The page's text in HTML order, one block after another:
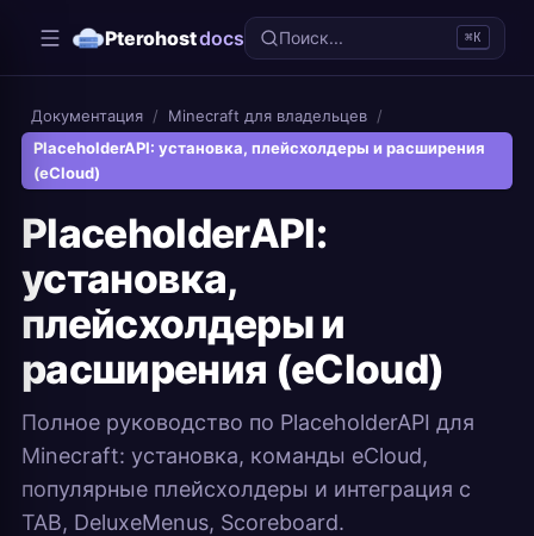
Pterohostdocs Поиск... ⌘K
Документация / Minecraft для владельцев /
PlaceholderAPI: установка, плейсхолдеры и расширения
(eCloud)
PlaceholderAPI:
установка,
плейсхолдеры и
расширения (eCloud)
Полное руководство по PlaceholderAPI для
Minecraft: установка, команды eCloud,
популярные плейсхолдеры и интеграция с
TAB, DeluxeMenus, Scoreboard.